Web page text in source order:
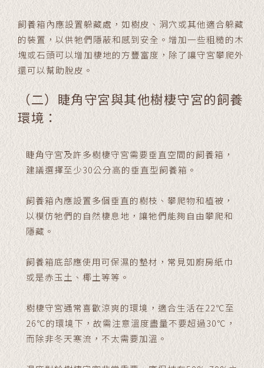
飼養箱內應設置躲藏處，如樹皮、洞穴或其他適合躲藏
的裝置，以供牠們隱蔽和感到安全。增加一些粗糙的木
塊或石頭可以增加棲地的方豐富度，除了讓守宮攀爬外
還可以幫助脫皮。
（二）睫角守宮與其他樹棲守宮的飼養
環境 ：
睫角守宮及許多樹棲守宮需要垂直空間的飼養箱，
建議選擇至少30公分高的垂直型飼養箱。
飼養箱內應設置多個垂直的樹枝、攀爬物和植被，
以模仿牠們的自然棲息地，讓牠們能夠自由攀爬和
隱藏。
飼養箱底部應使用可保濕的墊材，常見如廚房紙巾
或是赤玉土、椰土等等。
樹棲守宮通常喜歡涼爽的環境，適合生活在22℃至
26℃的環境下，故需注意溫度盡量不要超過30℃，
而除非冬天寒流，不太需要加溫。